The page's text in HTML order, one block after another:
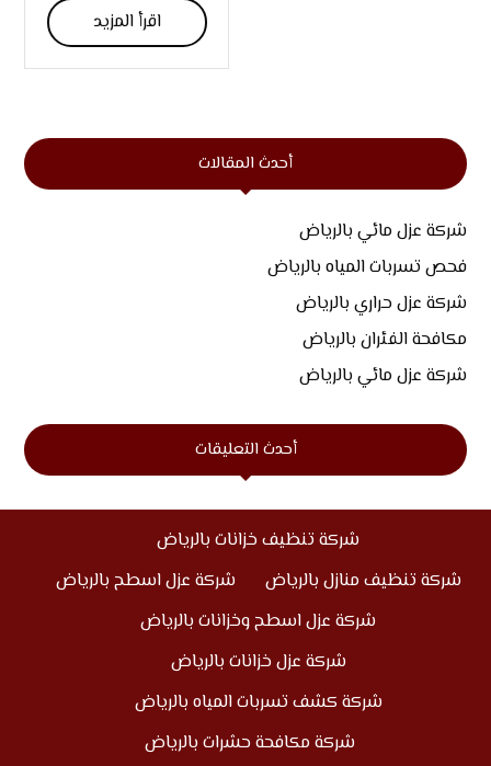
اقرأ المزيد
أحدث المقالات
شركة عزل مائي بالرياض
فحص تسربات المياه بالرياض
شركة عزل حراري بالرياض
مكافحة الفئران بالرياض
شركة عزل مائي بالرياض
أحدث التعليقات
شركة تنظيف خزانات بالرياض
شركة تنظيف منازل بالرياض
شركة عزل اسطح بالرياض
شركة عزل اسطح وخزانات بالرياض
شركة عزل خزانات بالرياض
شركة كشف تسربات المياه بالرياض
شركة مكافحة حشرات بالرياض